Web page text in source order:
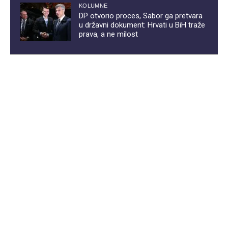
KOLUMNE
DP otvorio proces, Sabor ga pretvara
u državni dokument: Hrvati u BiH traže
prava, a ne milost